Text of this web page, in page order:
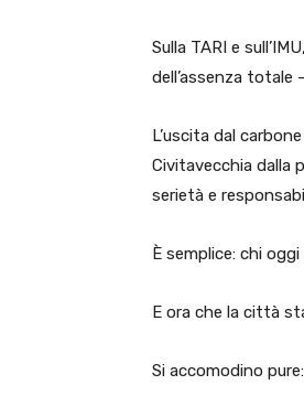
Sulla TARI e
dell’assenza
L’uscita dal
Civitavecchia dalla
serietà e
È semplice: chi
E ora che la città
Si accomodino